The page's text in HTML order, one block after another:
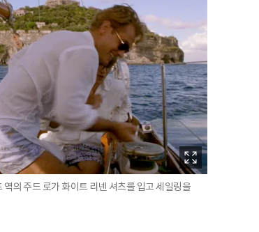
의 주드 로가 화이트 리넨 셔츠를 입고 세일링을